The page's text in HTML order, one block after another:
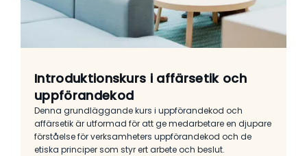
Introduktionskurs i affärsetik och
uppförandekod
Denna grundläggande kurs i uppförandekod och
affärsetik är utformad för att ge medarbetare en djupare
förståelse för verksamheters uppförandekod och de
etiska principer som styr ert arbete och beslut.